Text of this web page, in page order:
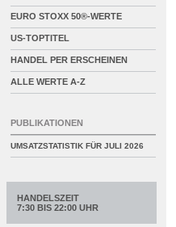
EURO STOXX 50®-WERTE
US-TOPTITEL
HANDEL PER ERSCHEINEN
ALLE WERTE A-Z
PUBLIKATIONEN
UMSATZSTATISTIK FÜR JULI 2026
HANDELSZEIT
7:30 BIS 22:00 UHR